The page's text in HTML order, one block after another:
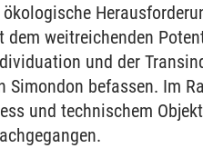
weitreichenden
und der
befassen. Im
und technischem